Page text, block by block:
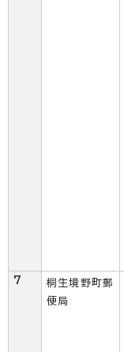
7
桐生境野町郵
便局